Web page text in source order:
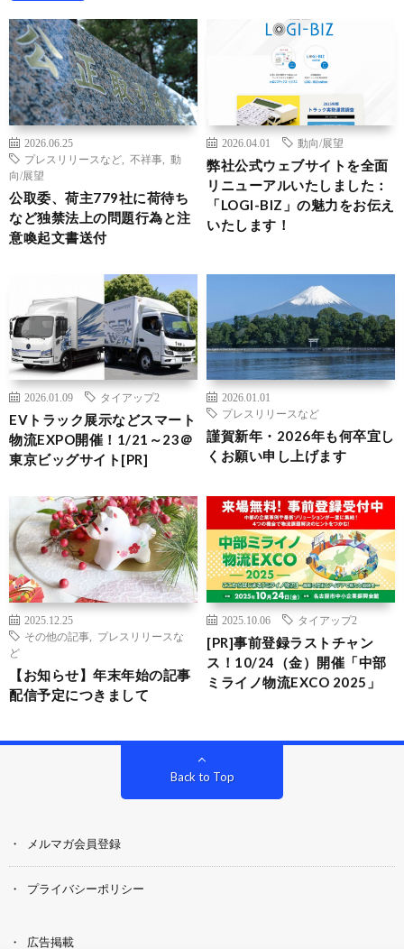
2026.06.25
プレスリリースなど
不祥事
動
向/展望
公取委、荷主779社に荷待ち
など独禁法上の問題行為と注
意喚起文書送付
2026.04.01 動向/展望
弊社公式ウェブサイトを全面
リニューアルいたしました：
「LOGI-BIZ」の魅力をお伝え
いたします！
2026.01.09 タイアップ2
EVトラック展示などスマート
物流EXPO開催！1/21～23＠
東京ビッグサイト[PR]
2026.01.01
プレスリリースなど
謹賀新年・2026年も何卒宜し
くお願い申し上げます
2025.12.25
その他の記事
プレスリリースな
ど
【お知らせ】年末年始の記事
配信予定につきまして
2025.10.06 タイアップ2
[PR]事前登録ラストチャン
ス！10/24（金）開催「中部
ミライノ物流EXCO 2025」
Back to Top
メルマガ会員登録
プライバシーポリシー
広告掲載